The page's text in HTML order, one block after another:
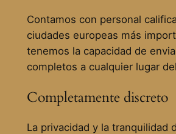
Contamos con personal
ciudades europeas más
tenemos la capacidad de
completos a cualquier lugar
Completamente discreto
La privacidad y la tranquilidad